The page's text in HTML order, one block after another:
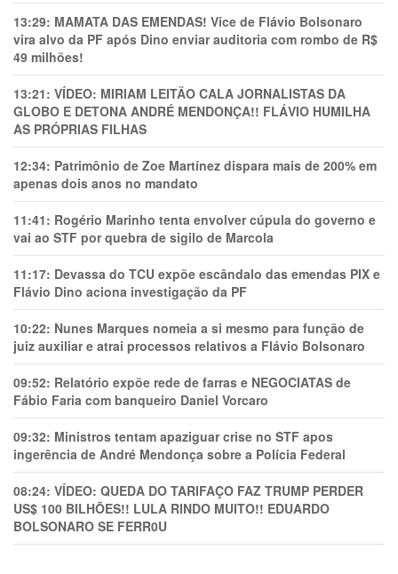
13:29: MAMATA DAS EMENDAS! Vice de Flávio Bolsonaro
vira alvo da PF após Dino enviar auditoria com rombo de R$
49 milhões!
13:21: VÍDEO: MIRIAM LEITÃO CALA JORNALISTAS DA
GLOBO E DETONA ANDRÉ MENDONÇA!! FLÁVIO HUMILHA
AS PRÓPRIAS FILHAS
12:34: Patrimônio de Zoe Martínez dispara mais de 200% em
apenas dois anos no mandato
11:41: Rogério Marinho tenta envolver cúpula do governo e
vai ao STF por quebra de sigilo de Marcola
11:17: Devassa do TCU expõe escândalo das emendas PIX e
Flávio Dino aciona investigação da PF
10:22: Nunes Marques nomeia a si mesmo para função de
juiz auxiliar e atrai processos relativos a Flávio Bolsonaro
09:52: Relatório expõe rede de farras e NEGOCIATAS de
Fábio Faria com banqueiro Daniel Vorcaro
09:32: Ministros tentam apaziguar crise no STF apos
ingerência de André Mendonça sobre a Polícia Federal
08:24: VÍDEO: QUEDA DO TARIFAÇO FAZ TRUMP PERDER
US$ 100 BILHÕES!! LULA RINDO MUITO!! EDUARDO
BOLSONARO SE FERR0U